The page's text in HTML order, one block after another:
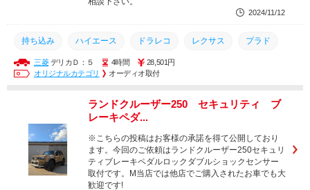
2024/11/12
持ち込み ハイエース ドラレコ レクサス プラド
熊本市南区 カーセキュリティ専門店
ランクル300 ランクル250 セキュリティ
ホーネット VIPER 熊本カーセキュリティ
三菱デリカＤ：５ 4時間
28,501円
オリジナルカテゴリ
オーディオ取付
ランドクルーザー250 セキュリティ ブ
レーキペダ...
※こちらの投稿はお客様の承諾を得て公開しており
ます。今回のご依頼はランドクルーザー250セキュリ
ティブレーキペダルロックダブルショックセンサー
取付です。M当店では他店でご購入されたお車でも大
歓迎です!